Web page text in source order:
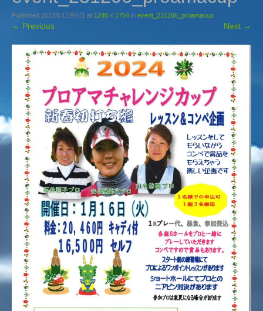
Published 2023年12月6日 at 1240 × 1754 in event_231206_proamacup
← Previous Next →